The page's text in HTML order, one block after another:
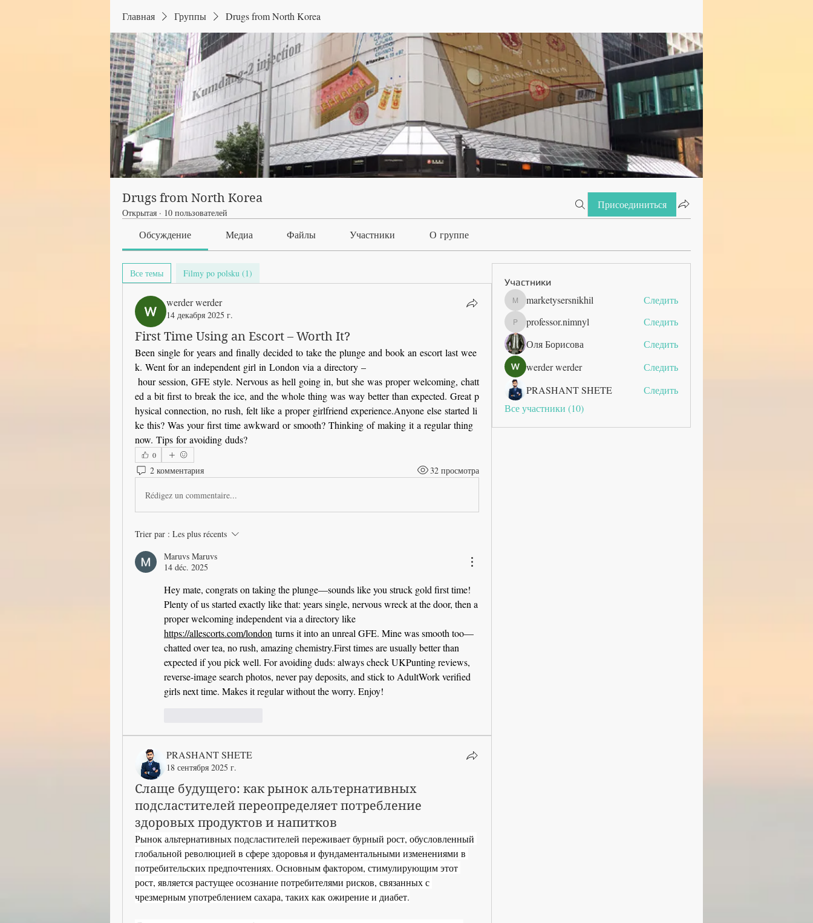
Главная Группы Drugs from North Korea
Drugs from North Korea
Открытая · 10 пользователей
Присоединиться
Обсуждение Медиа Файлы Участники О группе
Все темы Filmy po polsku (1)
werder werder
14 декабря 2025 г.
First Time Using an Escort – Worth It?
Been single for years and finally decided to take the plunge and book an escort last wee
k. Went for an independent girl in London via a directory –
hour session, GFE style. Nervous as hell going in, but she was proper welcoming, chatt
ed a bit first to break the ice, and the whole thing was way better than expected. Great p
hysical connection, no rush, felt like a proper girlfriend experience.Anyone else started li
ke this? Was your first time awkward or smooth? Thinking of making it a regular thing
now. Tips for avoiding duds?
0
2 комментария 32 просмотра
Rédigez un commentaire...
Trier par : Les plus récents
Maruvs Maruvs
14 déc. 2025
Hey mate, congrats on taking the plunge—sounds like you struck gold first time!
Plenty of us started exactly like that: years single, nervous wreck at the door, then a
https://allescorts.com/london turns it into an unreal GFE. Mine was smooth too—
chatted over tea, no rush, amazing chemistry.First times are usually better than
expected if you pick well. For avoiding duds: always check UKPunting reviews,
reverse-image search photos, never pay deposits, and stick to AdultWork verified
girls next time. Makes it regular without the worry. Enjoy!
PRASHANT SHETE
18 сентября 2025 г.
Слаще будущего: как рынок альтернативных
подсластителей переопределяет потребление
здоровых продуктов и напитков
Рынок альтернативных подсластителей переживает бурный рост, обусловленный
глобальной революцией в сфере здоровья и фундаментальными изменениями в
потребительских предпочтениях. Основным фактором, стимулирующим этот
рост, является растущее осознание потребителями рисков, связанных с
чрезмерным употреблением сахара, таких как ожирение и диабет.
Участники
marketysersnikhil
marketysersnikhil Следить
professor.nimnyl
professor.nimnyl
Следить
Оля Борисова
Следить
werder werder
Следить
PRASHANT SHETE
Следить
Все участники (10)